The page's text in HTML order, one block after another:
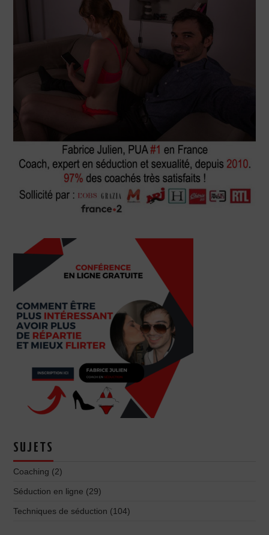
SUJETS
Coaching (2)
Séduction en ligne (29)
Techniques de séduction (104)